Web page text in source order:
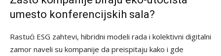
umesto konferencijskih sala?
Rastući ESG zahtevi, hibridni modeli rada i kolektivni digitalni
zamor naveli su kompanije da preispitaju kako i gde